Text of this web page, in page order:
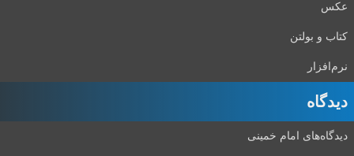
عکس
کتاب و بولتن
نرم‌افزار
دیدگاه‌
دیدگاه‌های امام خمینی